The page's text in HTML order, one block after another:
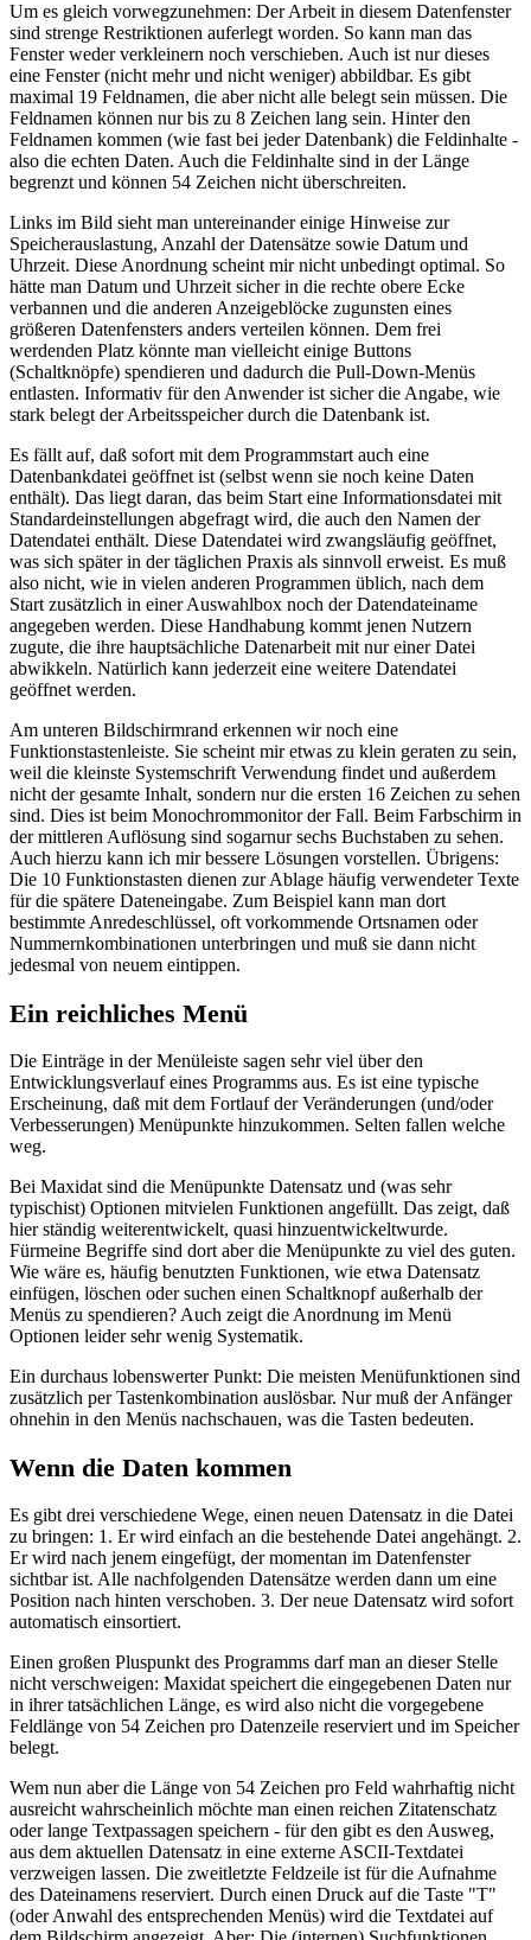
Um es gleich vorwegzunehmen: Der Arbeit in diesem Datenfenster
sind strenge Restriktionen auferlegt worden. So kann man das
Fenster weder verkleinern noch verschieben. Auch ist nur dieses
eine Fenster (nicht mehr und nicht weniger) abbildbar. Es gibt
maximal 19 Feldnamen, die aber nicht alle belegt sein müssen. Die
Feldnamen können nur bis zu 8 Zeichen lang sein. Hinter den
Feldnamen kommen (wie fast bei jeder Datenbank) die Feldinhalte -
also die echten Daten. Auch die Feldinhalte sind in der Länge
begrenzt und können 54 Zeichen nicht überschreiten.
Links im Bild sieht man untereinander einige Hinweise zur
Speicherauslastung, Anzahl der Datensätze sowie Datum und
Uhrzeit. Diese Anordnung scheint mir nicht unbedingt optimal. So
hätte man Datum und Uhrzeit sicher in die rechte obere Ecke
verbannen und die anderen Anzeigeblöcke zugunsten eines
größeren Datenfensters anders verteilen können. Dem frei
werdenden Platz könnte man vielleicht einige Buttons
(Schaltknöpfe) spendieren und dadurch die Pull-Down-Menüs
entlasten. Informativ für den Anwender ist sicher die Angabe, wie
stark belegt der Arbeitsspeicher durch die Datenbank ist.
Es fällt auf, daß sofort mit dem Programmstart auch eine
Datenbankdatei geöffnet ist (selbst wenn sie noch keine Daten
enthält). Das liegt daran, das beim Start eine Informationsdatei mit
Standardeinstellungen abgefragt wird, die auch den Namen der
Datendatei enthält. Diese Datendatei wird zwangsläufig geöffnet,
was sich später in der täglichen Praxis als sinnvoll erweist. Es muß
also nicht, wie in vielen anderen Programmen üblich, nach dem
Start zusätzlich in einer Auswahlbox noch der Datendateiname
angegeben werden. Diese Handhabung kommt jenen Nutzern
zugute, die ihre hauptsächliche Datenarbeit mit nur einer Datei
abwikkeln. Natürlich kann jederzeit eine weitere Datendatei
geöffnet werden.
Am unteren Bildschirmrand erkennen wir noch eine
Funktionstastenleiste. Sie scheint mir etwas zu klein geraten zu sein,
weil die kleinste Systemschrift Verwendung findet und außerdem
nicht der gesamte Inhalt, sondern nur die ersten 16 Zeichen zu sehen
sind. Dies ist beim Monochrommonitor der Fall. Beim Farbschirm in
der mittleren Auflösung sind sogarnur sechs Buchstaben zu sehen.
Auch hierzu kann ich mir bessere Lösungen vorstellen. Übrigens:
Die 10 Funktionstasten dienen zur Ablage häufig verwendeter Texte
für die spätere Dateneingabe. Zum Beispiel kann man dort
bestimmte Anredeschlüssel, oft vorkommende Ortsnamen oder
Nummernkombinationen unterbringen und muß sie dann nicht
jedesmal von neuem eintippen.
Ein reichliches Menü
Die Einträge in der Menüleiste sagen sehr viel über den
Entwicklungsverlauf eines Programms aus. Es ist eine typische
Erscheinung, daß mit dem Fortlauf der Veränderungen (und/oder
Verbesserungen) Menüpunkte hinzukommen. Selten fallen welche
weg.
Bei Maxidat sind die Menüpunkte Datensatz und (was sehr
typischist) Optionen mitvielen Funktionen angefüllt. Das zeigt, daß
hier ständig weiterentwickelt, quasi hinzuentwickeltwurde.
Fürmeine Begriffe sind dort aber die Menüpunkte zu viel des guten.
Wie wäre es, häufig benutzten Funktionen, wie etwa Datensatz
einfügen, löschen oder suchen einen Schaltknopf außerhalb der
Menüs zu spendieren? Auch zeigt die Anordnung im Menü
Optionen leider sehr wenig Systematik.
Ein durchaus lobenswerter Punkt: Die meisten Menüfunktionen sind
zusätzlich per Tastenkombination auslösbar. Nur muß der Anfänger
ohnehin in den Menüs nachschauen, was die Tasten bedeuten.
Wenn die Daten kommen
Es gibt drei verschiedene Wege, einen neuen Datensatz in die Datei
zu bringen: 1. Er wird einfach an die bestehende Datei angehängt. 2.
Er wird nach jenem eingefügt, der momentan im Datenfenster
sichtbar ist. Alle nachfolgenden Datensätze werden dann um eine
Position nach hinten verschoben. 3. Der neue Datensatz wird sofort
automatisch einsortiert.
Einen großen Pluspunkt des Programms darf man an dieser Stelle
nicht verschweigen: Maxidat speichert die eingegebenen Daten nur
in ihrer tatsächlichen Länge, es wird also nicht die vorgegebene
Feldlänge von 54 Zeichen pro Datenzeile reserviert und im Speicher
belegt.
Wem nun aber die Länge von 54 Zeichen pro Feld wahrhaftig nicht
ausreicht wahrscheinlich möchte man einen reichen Zitatenschatz
oder lange Textpassagen speichern - für den gibt es den Ausweg,
aus dem aktuellen Datensatz in eine externe ASCII-Textdatei
verzweigen lassen. Die zweitletzte Feldzeile ist für die Aufnahme
des Dateinamens reserviert. Durch einen Druck auf die Taste "T"
(oder Anwahl des entsprechenden Menüs) wird die Textdatei auf